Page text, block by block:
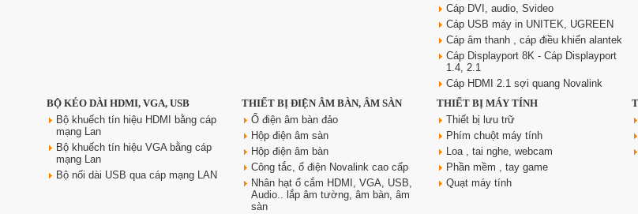
Sinoamigo STP-1RB-3 | Trụ kéo
tiện dụng, có USB sạc nhanh
Giá: 2,300,000 VNĐ
Cáp DVI, audio, Svideo
Cáp USB máy in UNITEK, UGREEN
Cáp âm thanh , cáp điều khiển alantek
Cáp Displayport 8K - Cáp Displayport
1.4, 2.1
Cáp HDMI 2.1 sợi quang Novalink
BỘ KÉO DÀI HDMI, VGA, USB
Bộ khuếch tín hiệu HDMI bằng cáp
mạng Lan
Bộ khuếch tín hiệu VGA bằng cáp
mạng Lan
Bộ nối dài USB qua cáp mạng LAN
THIẾT BỊ ĐIỆN ÂM BÀN, ÂM SÀN
Ổ điện âm bàn đảo
Hộp điện âm sàn
Hộp điện âm bàn
Công tắc, ổ điện Novalink cao cấp
Nhân hạt ổ cắm HDMI, VGA, USB,
Audio.. lắp âm tường, âm bàn, âm
sàn
THIẾT BỊ MÁY TÍNH
Thiết bị lưu trữ
Phím chuột máy tính
Loa , tai nghe, webcam
Phần mềm , tay game
Quạt máy tính